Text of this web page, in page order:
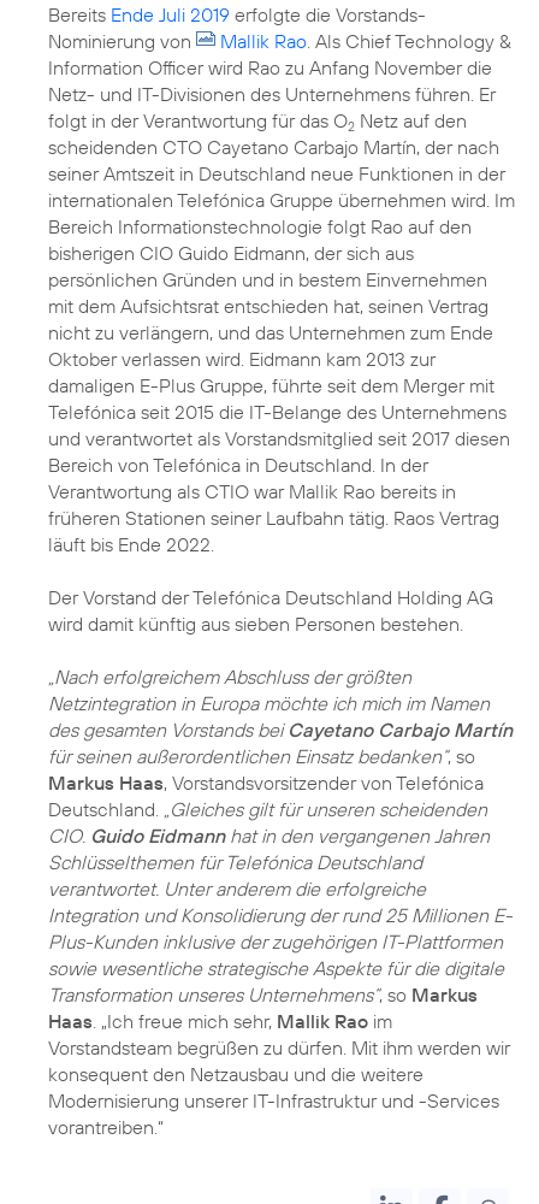
Bereits Ende Juli 2019 erfolgte die Vorstands-
Nominierung von
Mallik Rao . Als Chief Technology &
Information Officer wird Rao zu Anfang November die
Netz- und IT-Divisionen des Unternehmens führen. Er
folgt in der Verantwortung für das O2 Netz auf den
scheidenden CTO Cayetano Carbajo Martín, der nach
seiner Amtszeit in Deutschland neue Funktionen in der
internationalen Telefónica Gruppe übernehmen wird. Im
Bereich Informationstechnologie folgt Rao auf den
bisherigen CIO Guido Eidmann, der sich aus
persönlichen Gründen und in bestem Einvernehmen
mit dem Aufsichtsrat entschieden hat, seinen Vertrag
nicht zu verlängern, und das Unternehmen zum Ende
Oktober verlassen wird. Eidmann kam 2013 zur
damaligen E-Plus Gruppe, führte seit dem Merger mit
Telefónica seit 2015 die IT-Belange des Unternehmens
und verantwortet als Vorstandsmitglied seit 2017 diesen
Bereich von Telefónica in Deutschland. In der
Verantwortung als CTIO war Mallik Rao bereits in
früheren Stationen seiner Laufbahn tätig. Raos Vertrag
läuft bis Ende 2022.
Der Vorstand der Telefónica Deutschland Holding AG
wird damit künftig aus sieben Personen bestehen.
„Nach erfolgreichem Abschluss der größten
Netzintegration in Europa möchte ich mich im Namen
des gesamten Vorstands bei Cayetano Carbajo Martín
für seinen außerordentlichen Einsatz bedanken“, so
Markus Haas, Vorstandsvorsitzender von Telefónica
Deutschland.
„Gleiches gilt für unseren scheidenden
CIO. Guido Eidmannhat in den vergangenen Jahren
Schlüsselthemen für Telefónica Deutschland
verantwortet. Unter anderem die erfolgreiche
Integration und Konsolidierung der rund 25 Millionen E-
Plus-Kunden inklusive der zugehörigen IT-Plattformen
sowie wesentliche strategische Aspekte für die digitale
Transformation unseres Unternehmens“, so Markus
Haas . „Ich freue mich sehr, Mallik Rao im
Vorstandsteam begrüßen zu dürfen. Mit ihm werden wir
konsequent den Netzausbau und die weitere
Modernisierung unserer IT-Infrastruktur und -Services
vorantreiben.“